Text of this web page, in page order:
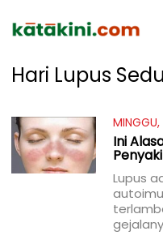
Hari Lupus
Ini
Lupus